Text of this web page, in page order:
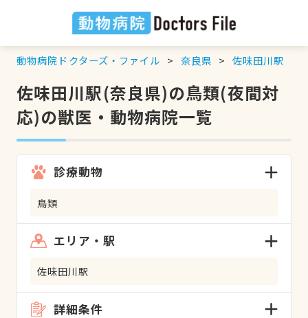
動物病院ドクターズ・ファイル 奈良県 佐味田川駅
佐味田川駅(奈良県)の鳥類(夜間対
応)の獣医・動物病院一覧
診療動物
鳥類
エリア・駅
佐味田川駅
詳細条件